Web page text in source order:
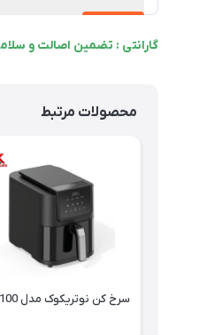
گارانتی : تضمین اصالت و
محصولات مرتبط
سرخ کن نوتریکوک مدل AFS100